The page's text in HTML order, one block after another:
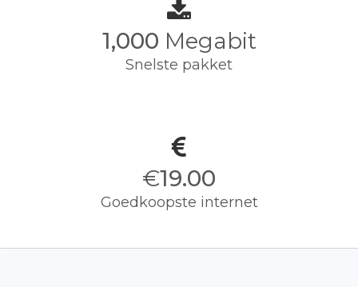
1,000 Megabit
Snelste pakket
€19.00
Goedkoopste internet